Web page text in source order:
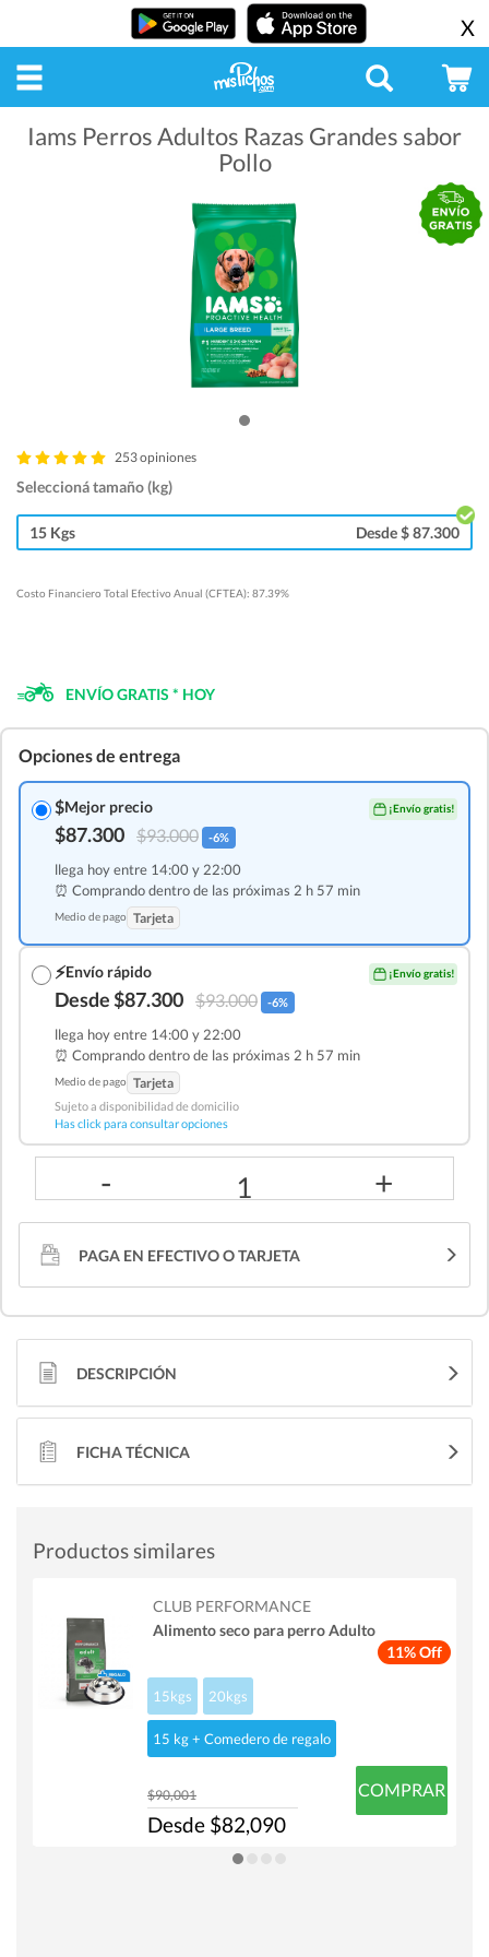
X
Iams Perros Adultos Razas Grandes sabor
Pollo
253 opiniones
Seleccioná tamaño (kg)
15 Kgs Desde $ 87.300
Costo Financiero Total Efectivo Anual (CFTEA): 87.39%
ENVÍO GRATIS * HOY
Opciones de entrega
$Mejor precio ¡Envío gratis!
$87.300 $93.000 -6%
llega hoy entre 14:00 y 22:00
⏰ Comprando dentro de las próximas 2 h 57 min
Medio de pago Tarjeta
⚡Envío rápido ¡Envío gratis!
Desde $87.300 $93.000 -6%
llega hoy entre 14:00 y 22:00
⏰ Comprando dentro de las próximas 2 h 57 min
Medio de pago Tarjeta
Sujeto a disponibilidad de domicilio
Has click para consultar opciones
- 1 +
PAGA EN EFECTIVO O TARJETA
DESCRIPCIÓN
FICHA TÉCNICA
Productos similares
11% Off
CLUB PERFORMANCE
Alimento seco para perro Adulto
15kgs 20kgs
15 kg + Comedero de regalo
$90,001
Desde $82,090
COMPRAR